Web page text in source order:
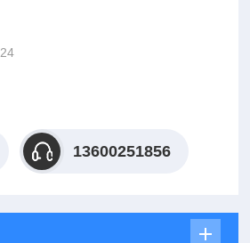
*的检测设备，拥有良好的至诚信誉。公
多年来深受广大客户的信赖，已与众多
公司竭诚与各大商家双赢合作，共同发
13600251856